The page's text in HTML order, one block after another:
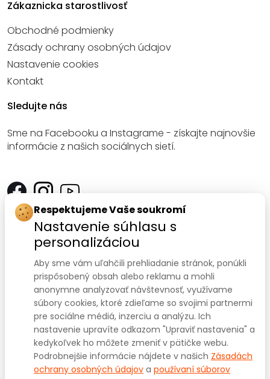
Zákaznicka starostlivosť
Obchodné podmienky
Zásady ochrany osobných údajov
Nastavenie cookies
Kontakt
Sledujte nás
Sme na Facebooku a Instagrame - získajte najnovšie
informácie z našich sociálnych sietí.
Kontakt
SANOMED, spol. s r.o.
Palackého třída 240/75
612 00 Brno-Královo Pole
IČ: 47910127
DIČ: CZ47910127
Prodejna:+420 541 422 911,+420 541 422 912
e-mail:eshop@sanomed.cz
Respektujeme Vaše soukromí
Nastavenie súhlasu s
personalizáciou
Aby sme vám uľahčili prehliadanie stránok, ponúkli
prispôsobený obsah alebo reklamu a mohli
anonymne analyzovať návštevnosť, využívame
súbory cookies, ktoré zdieľame so svojimi partnermi
pre sociálne médiá, inzerciu a analýzu. Ich
nastavenie upravíte odkazom "Upraviť nastavenia" a
kedykoľvek ho môžete zmeniť v pätičke webu.
Podrobnejšie informácie nájdete v našich Zásadách
ochrany osobných údajov a používaní súborov